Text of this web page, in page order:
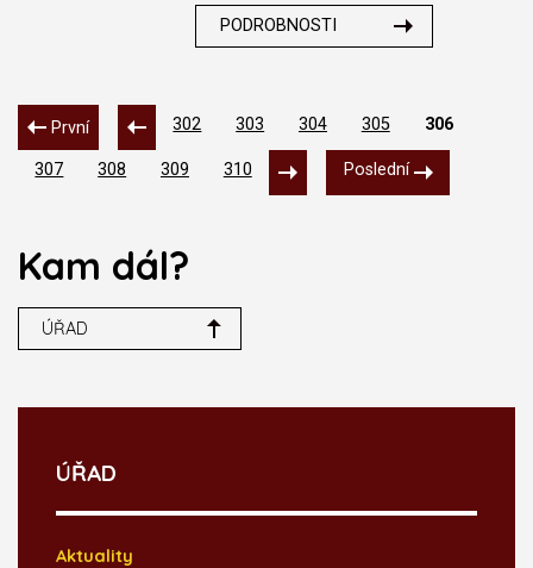
PODROBNOSTI
První 302 303 304 305 306
307 308 309 310 Poslední
Kam dál?
ÚŘAD
ÚŘAD
Aktuality